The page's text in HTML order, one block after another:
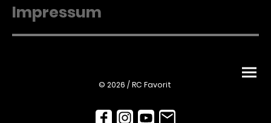
Impressum
© 2026 / RC Favorit